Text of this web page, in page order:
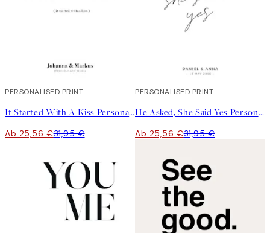
20%*
PERSONALISED PRINT
It Started With A Kiss Personal Poster
Ab 25,56 €31,95 €
20%*
PERSONALISED PRINT
He Asked, She Said Yes Personal Poster
Ab 25,56 €31,95 €